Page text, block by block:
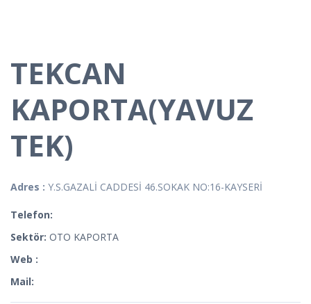
TEKCAN
KAPORTA(YAVUZ
TEK)
Adres : Y.S.GAZALİ CADDESİ 46.SOKAK NO:16-KAYSERİ
Telefon:
Sektör: OTO KAPORTA
Web :
Mail: